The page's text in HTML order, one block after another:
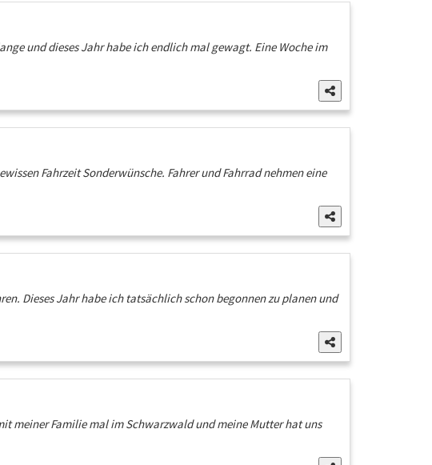
und dieses Jahr habe ich endlich mal gewagt. Eine Woche im
Fahrzeit Sonderwünsche. Fahrer und Fahrrad nehmen eine
Dieses Jahr habe ich tatsächlich schon begonnen zu planen und
meiner Familie mal im Schwarzwald und meine Mutter hat uns